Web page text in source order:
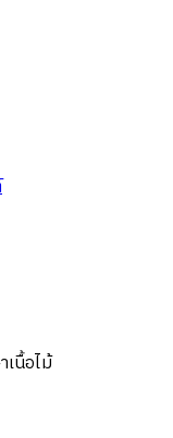
นื้อไม้